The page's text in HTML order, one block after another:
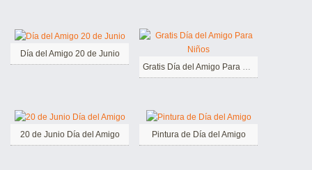
Día del Amigo 20 de Junio
Gratis Día del Amigo Para Niños
20 de Junio Día del Amigo Pintura de Día del Amigo